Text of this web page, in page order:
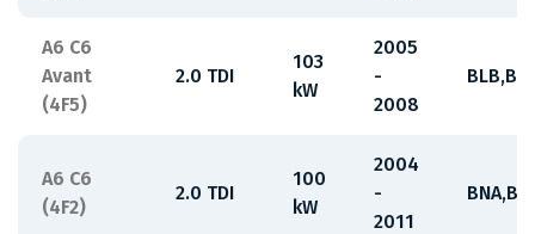
A6 C6
Avant
(4F5)
2.0 TDI
103
kW
2005
-
2008
A6 C6
(4F2)
2.0 TDI
100
kW
2004
-
2011